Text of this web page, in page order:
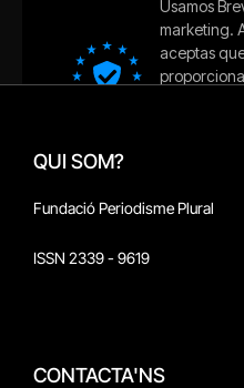
QUI SOM?
Fundació Periodisme Plural
ISSN 2339 - 9619
CONTACTA'NS